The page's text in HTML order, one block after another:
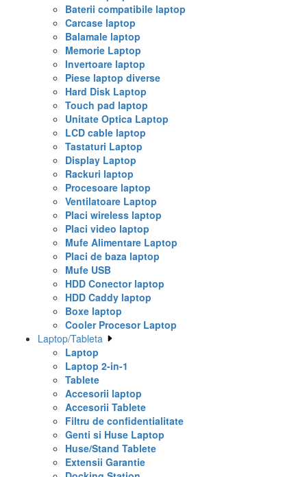
Baterii compatibile laptop
Carcase laptop
Balamale laptop
Memorie Laptop
Invertoare laptop
Piese laptop diverse
Hard Disk Laptop
Touch pad laptop
Unitate Optica Laptop
LCD cable laptop
Tastaturi Laptop
Display Laptop
Rackuri laptop
Procesoare laptop
Ventilatoare Laptop
Placi wireless laptop
Placi video laptop
Mufe Alimentare Laptop
Placi de baza laptop
Mufe USB
HDD Conector laptop
HDD Caddy laptop
Boxe laptop
Cooler Procesor Laptop
Laptop/Tableta
Laptop
Laptop 2-in-1
Tablete
Accesorii laptop
Accesorii Tablete
Filtru de confidentialitate
Genti si Huse Laptop
Huse/Stand Tablete
Extensii Garantie